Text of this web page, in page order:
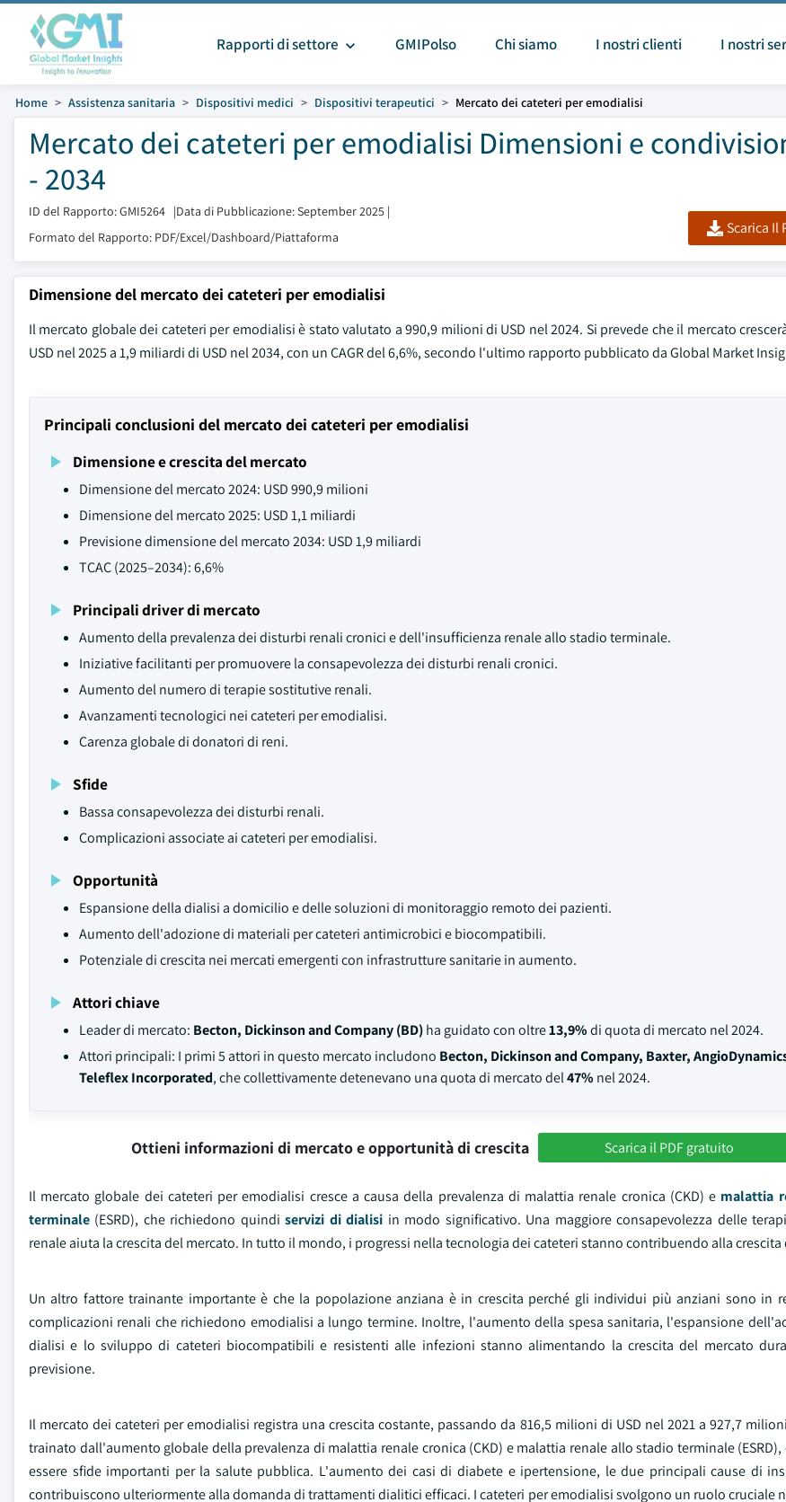
Rapporti di settore GMIPolso Chi siamo I nostri clienti I nostri
Home Assistenza sanitaria Dispositivi medici Dispositivi terapeutici Mercato dei cateteri per emodialisi
Mercato dei cateteri per emodialisi Dimensioni e
- 2034
ID del Rapporto: GMI5264 |Data di Pubblicazione: September 2025 |
Formato del Rapporto: PDF/Excel/Dashboard/Piattaforma
Scarica Il
Dimensione del mercato dei cateteri per emodialisi
Il mercato globale dei cateteri per emodialisi è stato valutato a 990,9 milioni di USD nel 2024. Si prevede che il mercato
USD nel 2025 a 1,9 miliardi di USD nel 2034, con un CAGR del 6,6%, secondo l'ultimo rapporto pubblicato da Global Market
Principali conclusioni del mercato dei cateteri per emodialisi
Dimensione e crescita del mercato
Dimensione del mercato 2024: USD 990,9 milioni
Dimensione del mercato 2025: USD 1,1 miliardi
Previsione dimensione del mercato 2034: USD 1,9 miliardi
TCAC (2025–2034): 6,6%
Principali driver di mercato
Aumento della prevalenza dei disturbi renali cronici e dell'insufficienza renale allo stadio terminale.
Iniziative facilitanti per promuovere la consapevolezza dei disturbi renali cronici.
Aumento del numero di terapie sostitutive renali.
Avanzamenti tecnologici nei cateteri per emodialisi.
Carenza globale di donatori di reni.
Sfide
Bassa consapevolezza dei disturbi renali.
Complicazioni associate ai cateteri per emodialisi.
Opportunità
Espansione della dialisi a domicilio e delle soluzioni di monitoraggio remoto dei pazienti.
Aumento dell'adozione di materiali per cateteri antimicrobici e biocompatibili.
Potenziale di crescita nei mercati emergenti con infrastrutture sanitarie in aumento.
Attori chiave
Leader di mercato: Becton, Dickinson and Company (BD)ha guidato con oltre13,9%di quota di mercato nel 2024.
Attori principali: I primi 5 attori in questo mercato includono Becton, Dickinson and Company, Baxter,
Teleflex Incorporated, che collettivamente detenevano una quota di mercato del47% nel 2024.
Ottieni informazioni di mercato e opportunità di crescita Scarica il PDF gratuito
Il mercato globale dei cateteri per emodialisi cresce a causa della prevalenza di malattia renale cronica (CKD) e malattia
terminale (ESRD), che richiedono quindiservizi di dialisi in modo significativo. Una maggiore consapevolezza delle
renale aiuta la crescita del mercato. In tutto il mondo, i progressi nella tecnologia dei cateteri stanno contribuendo alla crescita
Un altro fattore trainante importante è che la popolazione anziana è in crescita perché gli individui più anziani sono in
complicazioni renali che richiedono emodialisi a lungo termine. Inoltre, l'aumento della spesa sanitaria, l'espansione
dialisi e lo sviluppo di cateteri biocompatibili e resistenti alle infezioni stanno alimentando la crescita del mercato
previsione.
Il mercato dei cateteri per emodialisi registra una crescita costante, passando da 816,5 milioni di USD nel 2021 a 927,7
trainato dall'aumento globale della prevalenza di malattia renale cronica (CKD) e malattia renale allo stadio terminale
essere sfide importanti per la salute pubblica. L'aumento dei casi di diabete e ipertensione, le due principali cause di
contribuiscono ulteriormente alla domanda di trattamenti dialitici efficaci. I cateteri per emodialisi svolgono un ruolo cruciale